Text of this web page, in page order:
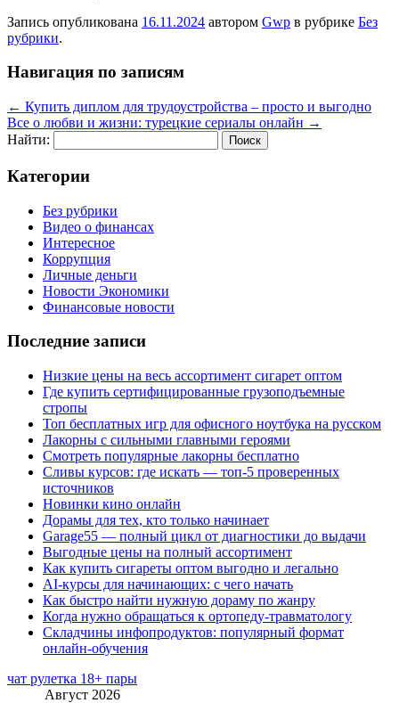
Запись опубликована 16.11.2024 автором Gwp в рубрике Без
рубрики.
Навигация по записям
← Купить диплом для трудоустройства – просто и выгодно
Все о любви и жизни: турецкие сериалы онлайн →
Найти:
Категории
Без рубрики
Видео о финансах
Интересное
Коррупция
Личные деньги
Новости Экономики
Финансовые новости
Последние записи
Низкие цены на весь ассортимент сигарет оптом
Где купить сертифицированные грузоподъемные
стропы
Топ бесплатных игр для офисного ноутбука на русском
Лакорны с сильными главными героями
Смотреть популярные лакорны бесплатно
Сливы курсов: где искать — топ-5 проверенных
источников
Новинки кино онлайн
Дорамы для тех, кто только начинает
Garage55 — полный цикл от диагностики до выдачи
Выгодные цены на полный ассортимент
Как купить сигареты оптом выгодно и легально
AI-курсы для начинающих: с чего начать
Как быстро найти нужную дораму по жанру
Когда нужно обращаться к ортопеду-травматологу
Складчины инфопродуктов: популярный формат
онлайн-обучения
чат рулетка 18+ пары
Август 2026